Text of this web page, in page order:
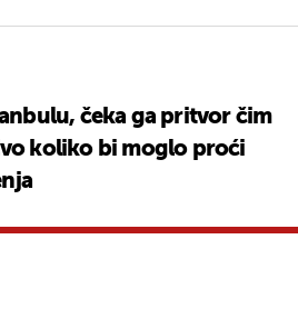
čeka ga pritvor čim
koliko bi moglo proći